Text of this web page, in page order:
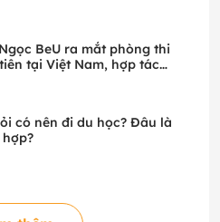
BeU ra mắt phòng thi
tại Việt Nam, hợp tác
có nên đi du học? Đâu là